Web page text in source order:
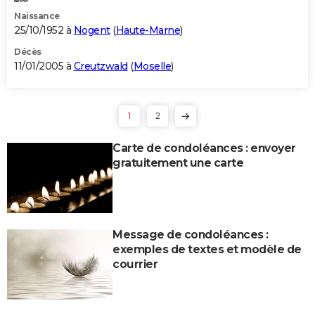
Naissance
25/10/1952 à Nogent(Haute-Marne)
Décès
11/01/2005 à Creutzwald (Moselle)
1 2
Carte de condoléances : envoyer
gratuitement une carte
Message de condoléances :
exemples de textes et modèle de
courrier